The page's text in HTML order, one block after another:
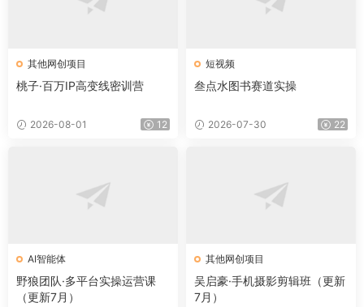
其他网创项目
桃子·百万IP高变线密训营
2026-08-01 12
短视频
叁点水图书赛道实操
2026-07-30 22
AI智能体
野狼团队·多平台实操运营课
（更新7月）
其他网创项目
吴启豪·手机摄影剪辑班（更新
7月）